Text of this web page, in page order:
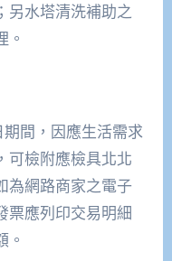
另水塔清洗補助之
。
間，因應生活需求
可檢附應檢具北北
為網路商家之電子
票應列印交易明細
。